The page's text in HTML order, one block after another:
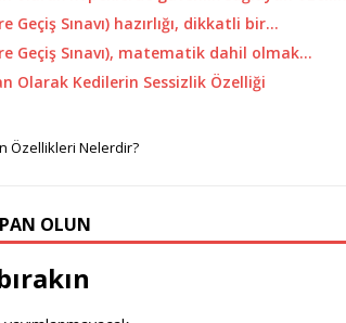
Geçiş Sınavı) hazırlığı, dikkatli bir…
Geçiş Sınavı), matematik dahil olmak…
Olarak Kedilerin Sessizlik Özelliği
Özellikleri Nelerdir?
OLUN